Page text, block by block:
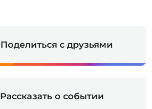
Поделиться с друзьями
Рассказать о событии